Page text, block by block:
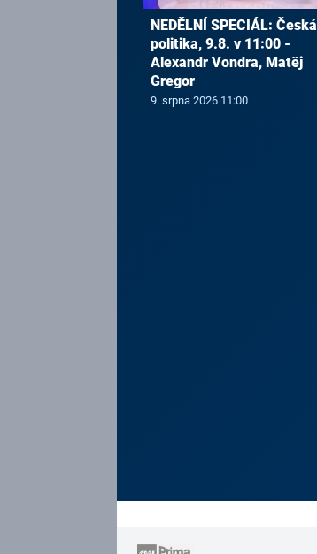
NEDĚLNÍ SPECIÁL: Česká
politika, 9.8. v 11:00 -
Alexandr Vondra, Matěj
Gregor
9. srpna 2026 11:00